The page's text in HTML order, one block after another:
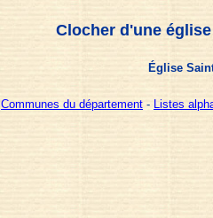
Clocher d'une
Église
Communes du département - Listes